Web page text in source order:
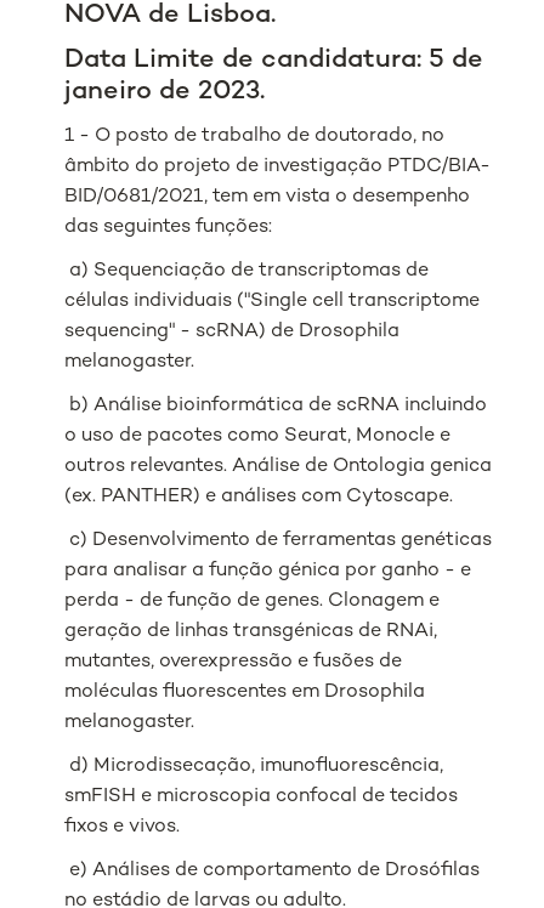
NOVA de Lisboa.
Data Limite de candidatura: 5 de
janeiro de 2023.
1 - O posto de trabalho de doutorado, no
âmbito do projeto de investigação PTDC/BIA-
BID/0681/2021, tem em vista o desempenho
das seguintes funções:
a) Sequenciação de transcriptomas de
células individuais ("Single cell transcriptome
sequencing" - scRNA) de Drosophila
melanogaster.
b) Análise bioinformática de scRNA incluindo
o uso de pacotes como Seurat, Monocle e
outros relevantes. Análise de Ontologia genica
(ex. PANTHER) e análises com Cytoscape.
c) Desenvolvimento de ferramentas genéticas
para analisar a função génica por ganho - e
perda - de função de genes. Clonagem e
geração de linhas transgénicas de RNAi,
mutantes, overexpressão e fusões de
moléculas fluorescentes em Drosophila
melanogaster.
d) Microdissecação, imunofluorescência,
smFISH e microscopia confocal de tecidos
fixos e vivos.
e) Análises de comportamento de Drosófilas
no estádio de larvas ou adulto.